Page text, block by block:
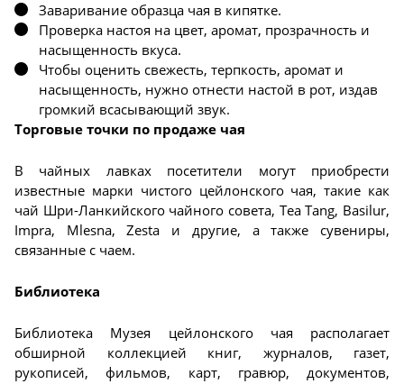
Заваривание образца чая в кипятке.
Проверка настоя на цвет, аромат, прозрачность и
насыщенность вкуса.
Чтобы оценить свежесть, терпкость, аромат и
насыщенность, нужно отнести настой в рот, издав
громкий всасывающий звук.
Торговые точки по продаже чая
В чайных лавках посетители могут приобрести
известные марки чистого цейлонского чая, такие как
чай Шри-Ланкийского чайного совета, Tea Tang, Basilur,
Impra, Mlesna, Zesta и другие, а также сувениры,
связанные с чаем.
Библиотека
Библиотека Музея цейлонского чая располагает
обширной коллекцией книг, журналов, газет,
рукописей, фильмов, карт, гравюр, документов,